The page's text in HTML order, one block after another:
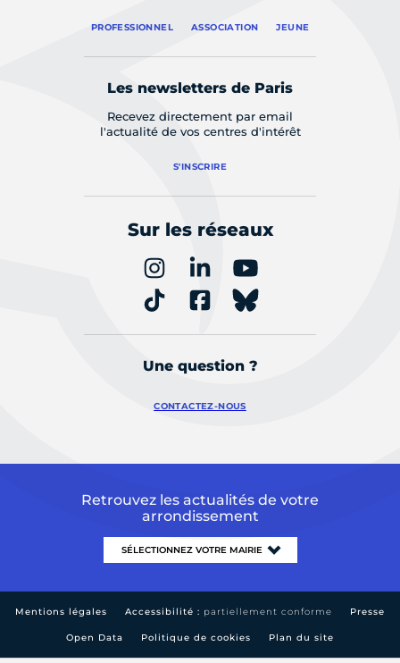
PROFESSIONNEL ASSOCIATION JEUNE
Les newsletters de Paris
Recevez directement par email
l'actualité de vos centres d'intérêt
S'INSCRIRE
Sur les réseaux
Une question ?
CONTACTEZ-NOUS
Retrouvez les actualités de votre
arrondissement
Mentions légales Accessibilité : partiellement conforme Presse
Open Data Politique de cookies Plan du site